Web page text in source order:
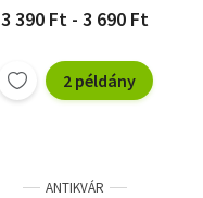
3 390 Ft - 3 690 Ft
2 példány
ANTIKVÁR